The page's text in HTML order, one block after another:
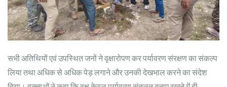
सभी अतिथियों एवं उपस्थित जनों ने वृक्षारोपण कर पर्यावरण संरक्षण का संकल्प
लिया तथा अधिक से अधिक पेड़ लगाने और उनकी देखभाल करने का संदेश